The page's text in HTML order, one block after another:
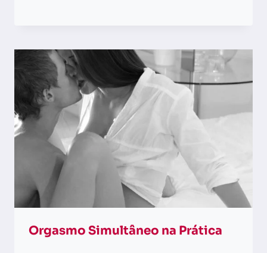
Orgasmo Simultâneo na Prática